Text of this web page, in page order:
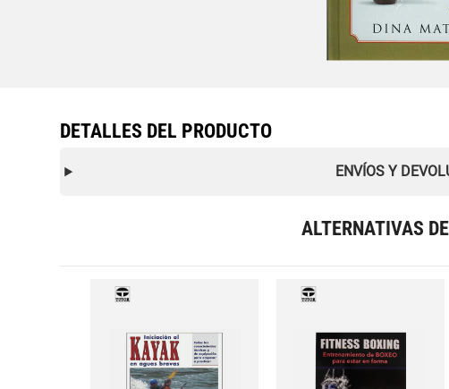
DETALLES DEL PRODUCTO
ENVÍOS Y
ALTERNATIVAS